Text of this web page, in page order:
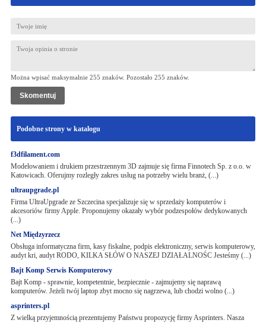
Można wpisać maksymalnie 255 znaków. Pozostało 255 znaków.
Podobne strony w katalogu
f3dfilament.com
Modelowaniem i drukiem przestrzennym 3D zajmuje się firma Finnotech Sp. z o.o. w
Katowicach. Oferujmy rozległy zakres usług na potrzeby wielu branż, (...)
ultraupgrade.pl
Firma UltraUpgrade ze Szczecina specjalizuje się w sprzedaży komputerów i
akcesoriów firmy Apple. Proponujemy okazały wybór podzespołów dedykowanych
(...)
Net Międzyrzecz
Obsługa informatyczna firm, kasy fiskalne, podpis elektroniczny, serwis komputerowy,
audyt kri, audyt RODO, KILKA SŁÓW O NASZEJ DZIAŁALNOŚC Jesteśmy (...)
Bajt Komp Serwis Komputerowy
Bajt Komp - sprawnie, kompetentnie, bezpiecznie - zajmujemy się naprawą
komputerów. Jeżeli twój laptop zbyt mocno się nagrzewa, lub chodzi wolno (...)
asprinters.pl
Z wielką przyjemnością prezentujemy Państwu propozycję firmy Asprinters. Nasza